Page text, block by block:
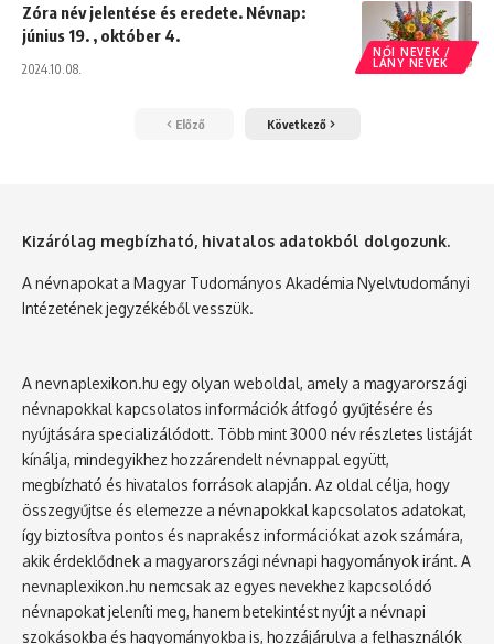
NŐI NEVEK /
LÁNY NEVEK
Zóra név jelentése és eredete. Névnap:
június 19. , október 4.
2024.10.08.
Előző Következő
Kizárólag megbízható, hivatalos adatokból dolgozunk.
A névnapokat a Magyar Tudományos Akadémia Nyelvtudományi
Intézetének jegyzékéből vesszük.
A nevnaplexikon.hu egy olyan weboldal, amely a magyarországi
névnapokkal kapcsolatos információk átfogó gyűjtésére és
nyújtására specializálódott. Több mint 3000 név részletes listáját
kínálja, mindegyikhez hozzárendelt névnappal együtt,
megbízható és hivatalos források alapján. Az oldal célja, hogy
összegyűjtse és elemezze a névnapokkal kapcsolatos adatokat,
így biztosítva pontos és naprakész információkat azok számára,
akik érdeklődnek a magyarországi névnapi hagyományok iránt. A
nevnaplexikon.hu nemcsak az egyes nevekhez kapcsolódó
névnapokat jeleníti meg, hanem betekintést nyújt a névnapi
szokásokba és hagyományokba is, hozzájárulva a felhasználók